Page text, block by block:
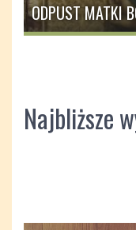
ODPUST MATKI
Najbliższe